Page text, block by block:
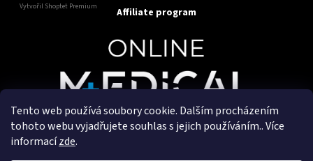
Tento web používá soubory cookie. Dalším procházením
tohoto webu vyjadřujete souhlas s jejich používáním.. Více
informacízde.
Vytvořil Shoptet Premium Affiliate program
Copyright 2025OnlineMedical.cz. Všechna práva
Vytvořil a marketingově zajišťuje